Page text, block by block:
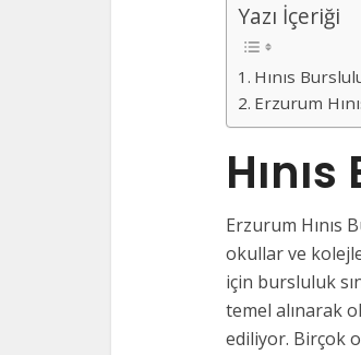
Yazı İçeriği
Hınıs
Erzurum
Erzurum Hınıs
okullar ve
için bursluluk
temel alınarak
ediliyor. Birçok